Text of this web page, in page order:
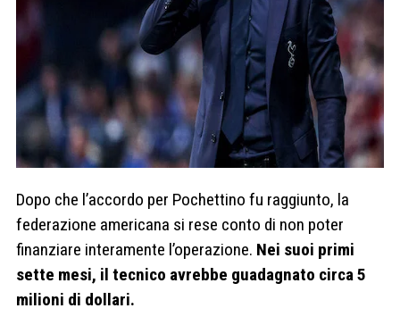
Dopo che l’accordo per Pochettino fu raggiunto, la
federazione americana si rese conto di non poter
finanziare interamente l’operazione. Nei suoi primi
sette mesi, il tecnico avrebbe guadagnato circa 5
milioni di dollari.